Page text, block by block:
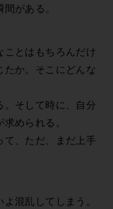
がある。
とはもちろんだけ
たか。そこにどんな
。そして時に、自分
められる。
て、ただ、まだ上手
混乱してしまう。